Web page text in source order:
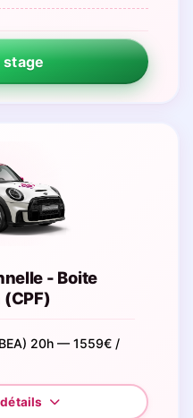
stage
- Boite
20h — 1559€ /